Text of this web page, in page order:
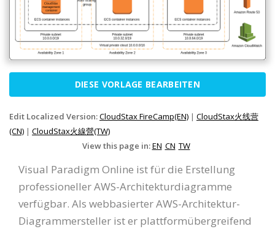
DIESE VORLAGE BEARBEITEN
Edit Localized Version:CloudStax FireCamp(EN) | CloudStax火线营
(CN) | CloudStax火線營(TW)
View this page in:EN CN TW
Visual Paradigm Online ist für die Erstellung
professioneller AWS-Architekturdiagramme
verfügbar. Als webbasierter AWS-Architektur-
Diagrammersteller ist er plattformübergreifend